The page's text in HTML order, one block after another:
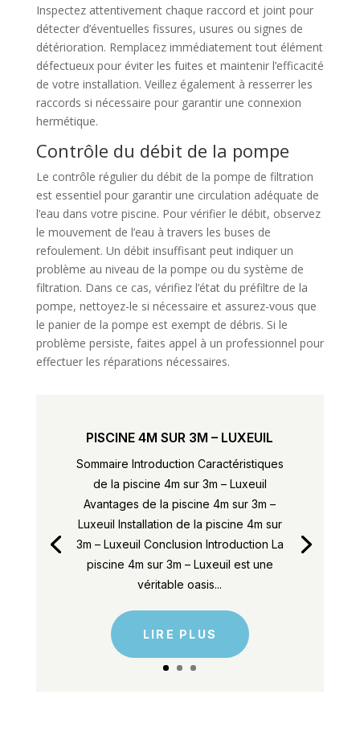
Inspectez attentivement chaque raccord et joint pour
détecter d’éventuelles fissures, usures ou signes de
détérioration. Remplacez immédiatement tout élément
défectueux pour éviter les fuites et maintenir l’efficacité
de votre installation. Veillez également à resserrer les
raccords si nécessaire pour garantir une connexion
hermétique.
Contrôle du débit de la pompe
Le contrôle régulier du débit de la pompe de filtration
est essentiel pour garantir une circulation adéquate de
l’eau dans votre piscine. Pour vérifier le débit, observez
le mouvement de l’eau à travers les buses de
refoulement. Un débit insuffisant peut indiquer un
problème au niveau de la pompe ou du système de
filtration. Dans ce cas, vérifiez l’état du préfiltre de la
pompe, nettoyez-le si nécessaire et assurez-vous que
le panier de la pompe est exempt de débris. Si le
problème persiste, faites appel à un professionnel pour
effectuer les réparations nécessaires.
PISCINE 4M SUR 3M – LUXEUIL
Sommaire Introduction Caractéristiques
de la piscine 4m sur 3m – Luxeuil
Avantages de la piscine 4m sur 3m –
Luxeuil Installation de la piscine 4m sur
3m – Luxeuil Conclusion Introduction La
piscine 4m sur 3m – Luxeuil est une
véritable oasis...
LIRE PLUS